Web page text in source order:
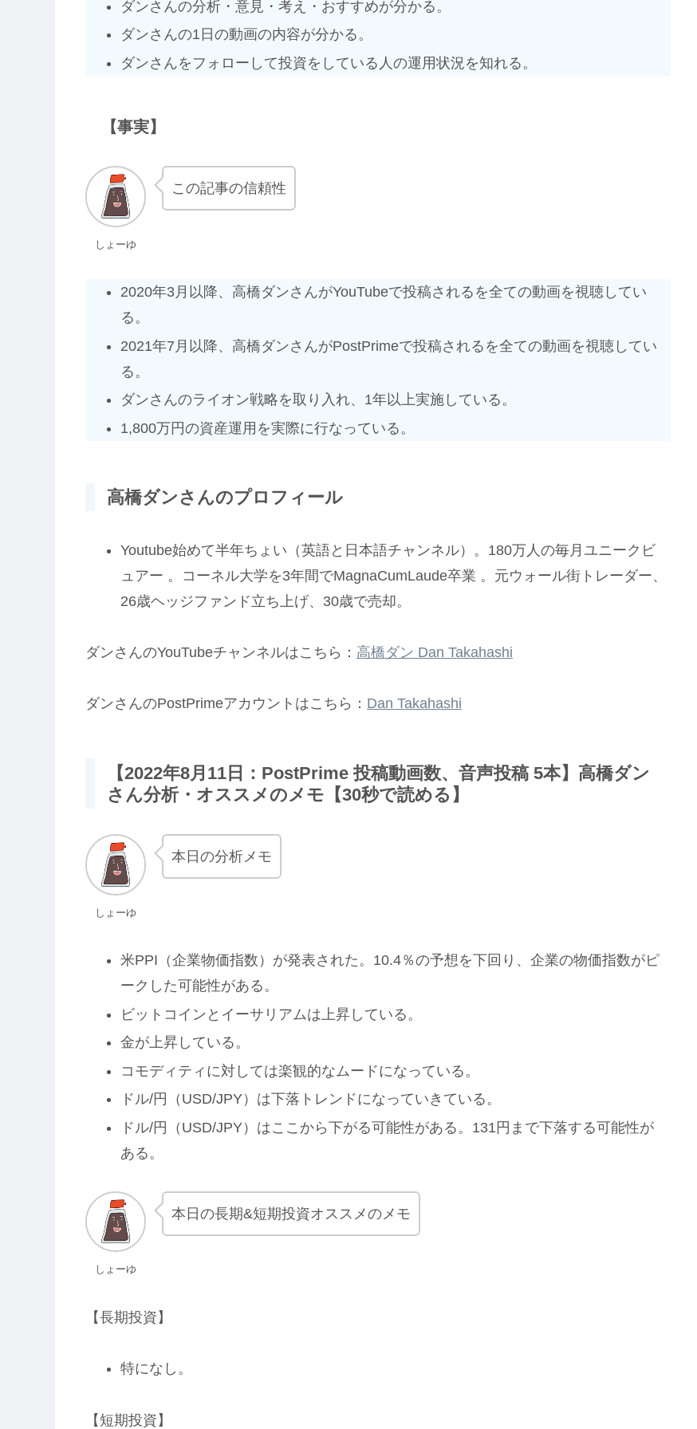
ダンさんの分析・意見・考え・おすすめが分かる。
ダンさんの1日の動画の内容が分かる。
ダンさんをフォローして投資をしている人の運用状況を知れる。
【事実】
しょーゆ
この記事の信頼性
2020年3月以降、高橋ダンさんがYouTubeで投稿されるを全ての動画を視聴してい
る。
2021年7月以降、高橋ダンさんがPostPrimeで投稿されるを全ての動画を視聴してい
る。
ダンさんのライオン戦略を取り入れ、1年以上実施している。
1,800万円の資産運用を実際に行なっている。
高橋ダンさんのプロフィール
Youtube始めて半年ちょい（英語と日本語チャンネル）。180万人の毎月ユニークビ
ュアー 。コーネル大学を3年間でMagnaCumLaude卒業 。元ウォール街トレーダー、
26歳ヘッジファンド立ち上げ、30歳で売却。
ダンさんのYouTubeチャンネルはこちら： 高橋ダン Dan Takahashi
ダンさんのPostPrimeアカウントはこちら： Dan Takahashi
【2022年8月11日：PostPrime 投稿動画数、音声投稿 5本】高橋ダン
さん分析・オススメのメモ【30秒で読める】
しょーゆ
本日の分析メモ
米PPI（企業物価指数）が発表された。10.4％の予想を下回り、企業の物価指数がピ
ークした可能性がある。
ビットコインとイーサリアムは上昇している。
金が上昇している。
コモディティに対しては楽観的なムードになっている。
ドル/円（USD/JPY）は下落トレンドになっていきている。
ドル/円（USD/JPY）はここから下がる可能性がある。131円まで下落する可能性が
ある。
しょーゆ
本日の長期&短期投資オススメのメモ
【長期投資】
特になし。
【短期投資】